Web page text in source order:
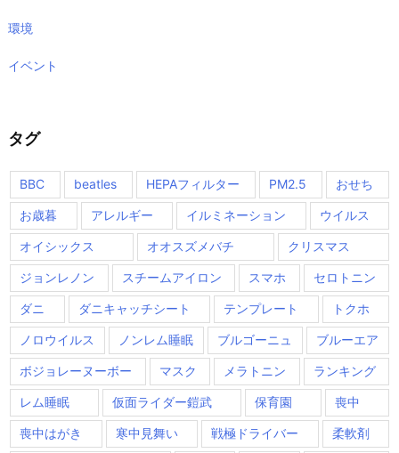
環境
イベント
タグ
BBC beatles HEPAフィルター PM2.5 おせち
お歳暮 アレルギー イルミネーション ウイルス
オイシックス オオスズメバチ クリスマス
ジョンレノン スチームアイロン スマホ セロトニン
ダニ ダニキャッチシート テンプレート トクホ
ノロウイルス ノンレム睡眠 ブルゴーニュ ブルーエア
ボジョレーヌーボー マスク メラトニン ランキング
レム睡眠 仮面ライダー鎧武 保育園 喪中
喪中はがき 寒中見舞い 戦極ドライバー 柔軟剤